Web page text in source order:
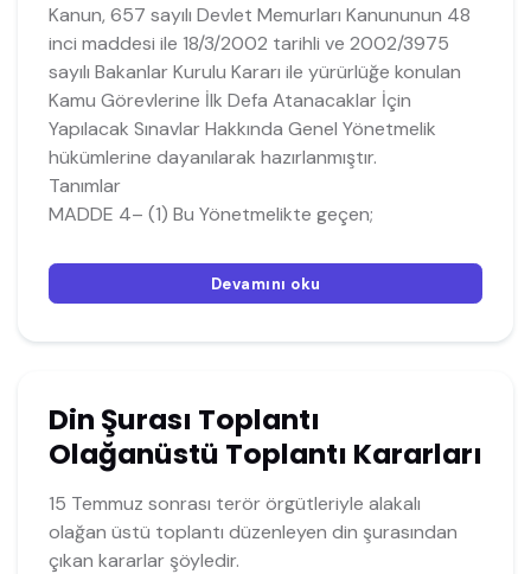
Kanun, 657 sayılı Devlet Memurları Kanununun 48
inci maddesi ile 18/3/2002 tarihli ve 2002/3975
sayılı Bakanlar Kurulu Kararı ile yürürlüğe konulan
Kamu Görevlerine İlk Defa Atanacaklar İçin
Yapılacak Sınavlar Hakkında Genel Yönetmelik
hükümlerine dayanılarak hazırlanmıştır.
Tanımlar
MADDE 4– (1) Bu Yönetmelikte geçen;
Devamını oku
Din Şurası Toplantı
Olağanüstü Toplantı Kararları
15 Temmuz sonrası terör örgütleriyle alakalı
olağan üstü toplantı düzenleyen din şurasından
çıkan kararlar şöyledir.